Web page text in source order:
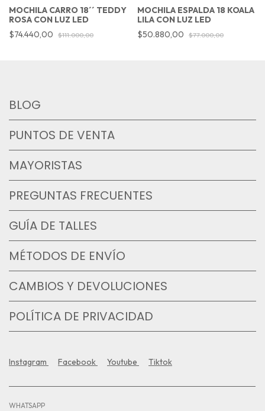
MOCHILA CARRO 18´´ TEDDY
ROSA CON LUZ LED
$74.440,00
$111.000,00
MOCHILA ESPALDA 18 KOALA
LILA CON LUZ LED
$50.880,00
$77.000,00
BLOG
PUNTOS DE VENTA
MAYORISTAS
PREGUNTAS FRECUENTES
GUÍA DE TALLES
MÉTODOS DE ENVÍO
CAMBIOS Y DEVOLUCIONES
POLÍTICA DE PRIVACIDAD
Instagram Facebook Youtube Tiktok
WHATSAPP